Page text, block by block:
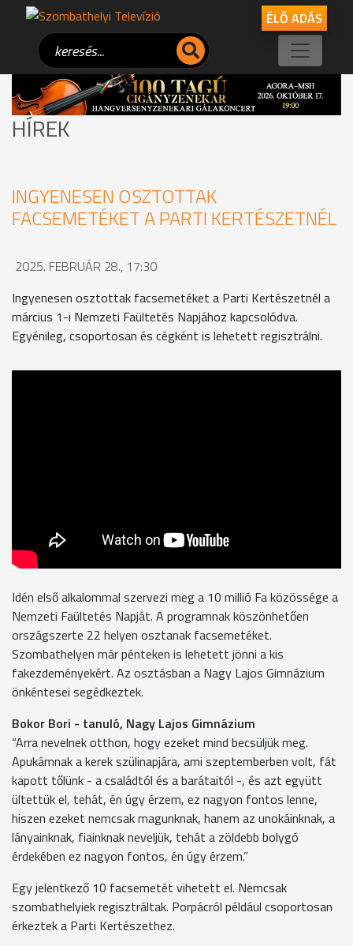
ÉLŐ ADÁS
HÍREK
INGYENESEN OSZTOTTAK
FACSEMETÉKET A PARTI KERTÉSZETNÉL
2025. FEBRUÁR 28., 17:30
Ingyenesen osztottak facsemetéket a Parti Kertészetnél a
március 1-i Nemzeti Faültetés Napjához kapcsolódva.
Egyénileg, csoportosan és cégként is lehetett regisztrálni.
Idén első alkalommal szervezi meg a 10 millió Fa közössége a
Nemzeti Faültetés Napját. A programnak köszönhetően
országszerte 22 helyen osztanak facsemetéket.
Szombathelyen már pénteken is lehetett jönni a kis
fakezdeményekért. Az osztásban a Nagy Lajos Gimnázium
önkéntesei segédkeztek.
Bokor Bori - tanuló, Nagy Lajos Gimnázium
“Arra nevelnek otthon, hogy ezeket mind becsüljük meg.
Apukámnak a kerek szülinapjára, ami szeptemberben volt, fát
kapott tőlünk - a családtól és a barátaitól -, és azt együtt
ültettük el, tehát, én úgy érzem, ez nagyon fontos lenne,
hiszen ezeket nemcsak magunknak, hanem az unokáinknak, a
lányainknak, fiainknak neveljük, tehát a zöldebb bolygó
érdekében ez nagyon fontos, én úgy érzem.”
Egy jelentkező 10 facsemetét vihetett el. Nemcsak
szombathelyiek regisztráltak. Porpácról például csoportosan
érkeztek a Parti Kertészethez.